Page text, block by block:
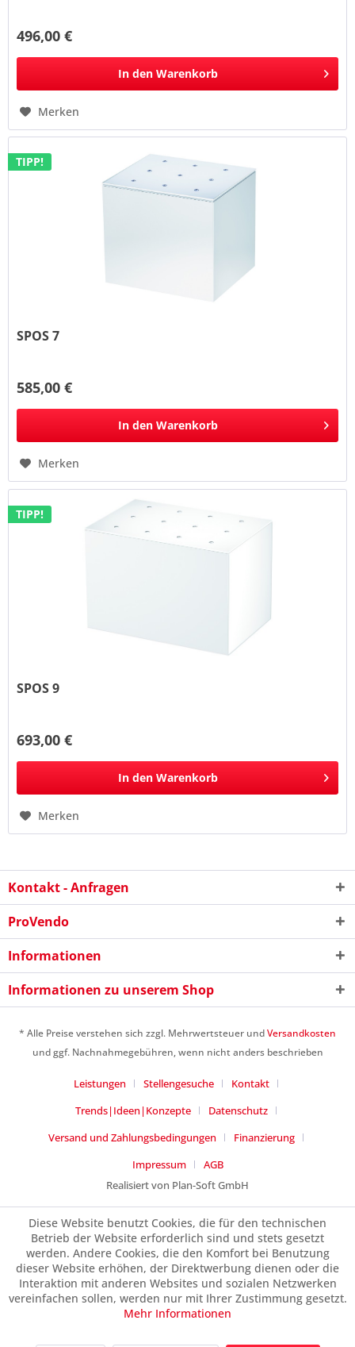
496,00 €
In den Warenkorb
Merken
TIPP!
SPOS 7
585,00 €
In den Warenkorb
Merken
TIPP!
SPOS 9
693,00 €
In den Warenkorb
Merken
Kontakt - Anfragen
ProVendo
Informationen
Informationen zu unserem Shop
* Alle Preise verstehen sich zzgl. Mehrwertsteuer undVersandkosten
und ggf. Nachnahmegebühren, wenn nicht anders beschrieben
Leistungen Stellengesuche
Kontakt
Trends|Ideen|Konzepte
Datenschutz
Versand und Zahlungsbedingungen
Finanzierung
Impressum
AGB
Realisiert von Plan-Soft GmbH
Diese Website benutzt Cookies, die für den technischen
Betrieb der Website erforderlich sind und stets gesetzt
werden. Andere Cookies, die den Komfort bei Benutzung
dieser Website erhöhen, der Direktwerbung dienen oder die
Interaktion mit anderen Websites und sozialen Netzwerken
vereinfachen sollen, werden nur mit Ihrer Zustimmung gesetzt.
Mehr Informationen